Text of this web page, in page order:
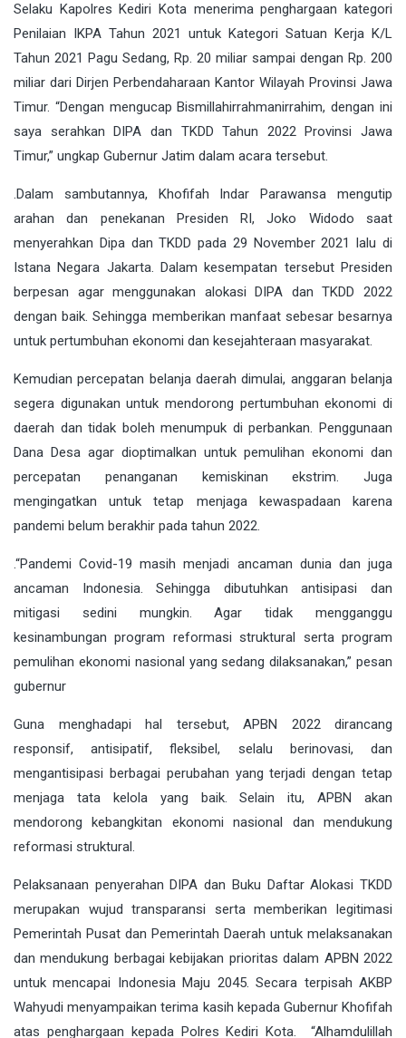
Selaku Kapolres Kediri Kota menerima penghargaan kategori
Penilaian IKPA Tahun 2021 untuk Kategori Satuan Kerja K/L
Tahun 2021 Pagu Sedang, Rp. 20 miliar sampai dengan Rp. 200
miliar dari Dirjen Perbendaharaan Kantor Wilayah Provinsi Jawa
Timur. “Dengan mengucap Bismillahirrahmanirrahim, dengan ini
saya serahkan DIPA dan TKDD Tahun 2022 Provinsi Jawa
Timur,” ungkap Gubernur Jatim dalam acara tersebut.
.Dalam sambutannya, Khofifah Indar Parawansa mengutip
arahan dan penekanan Presiden RI, Joko Widodo saat
menyerahkan Dipa dan TKDD pada 29 November 2021 lalu di
Istana Negara Jakarta. Dalam kesempatan tersebut Presiden
berpesan agar menggunakan alokasi DIPA dan TKDD 2022
dengan baik. Sehingga memberikan manfaat sebesar besarnya
untuk pertumbuhan ekonomi dan kesejahteraan masyarakat.
Kemudian percepatan belanja daerah dimulai, anggaran belanja
segera digunakan untuk mendorong pertumbuhan ekonomi di
daerah dan tidak boleh menumpuk di perbankan. Penggunaan
Dana Desa agar dioptimalkan untuk pemulihan ekonomi dan
percepatan penanganan kemiskinan ekstrim. Juga
mengingatkan untuk tetap menjaga kewaspadaan karena
pandemi belum berakhir pada tahun 2022.
.“Pandemi Covid-19 masih menjadi ancaman dunia dan juga
ancaman Indonesia. Sehingga dibutuhkan antisipasi dan
mitigasi sedini mungkin. Agar tidak mengganggu
kesinambungan program reformasi struktural serta program
pemulihan ekonomi nasional yang sedang dilaksanakan,” pesan
gubernur
Guna menghadapi hal tersebut, APBN 2022 dirancang
responsif, antisipatif, fleksibel, selalu berinovasi, dan
mengantisipasi berbagai perubahan yang terjadi dengan tetap
menjaga tata kelola yang baik. Selain itu, APBN akan
mendorong kebangkitan ekonomi nasional dan mendukung
reformasi struktural.
Pelaksanaan penyerahan DIPA dan Buku Daftar Alokasi TKDD
merupakan wujud transparansi serta memberikan legitimasi
Pemerintah Pusat dan Pemerintah Daerah untuk melaksanakan
dan mendukung berbagai kebijakan prioritas dalam APBN 2022
untuk mencapai Indonesia Maju 2045. Secara terpisah AKBP
Wahyudi menyampaikan terima kasih kepada Gubernur Khofifah
atas penghargaan kepada Polres Kediri Kota. “Alhamdulillah